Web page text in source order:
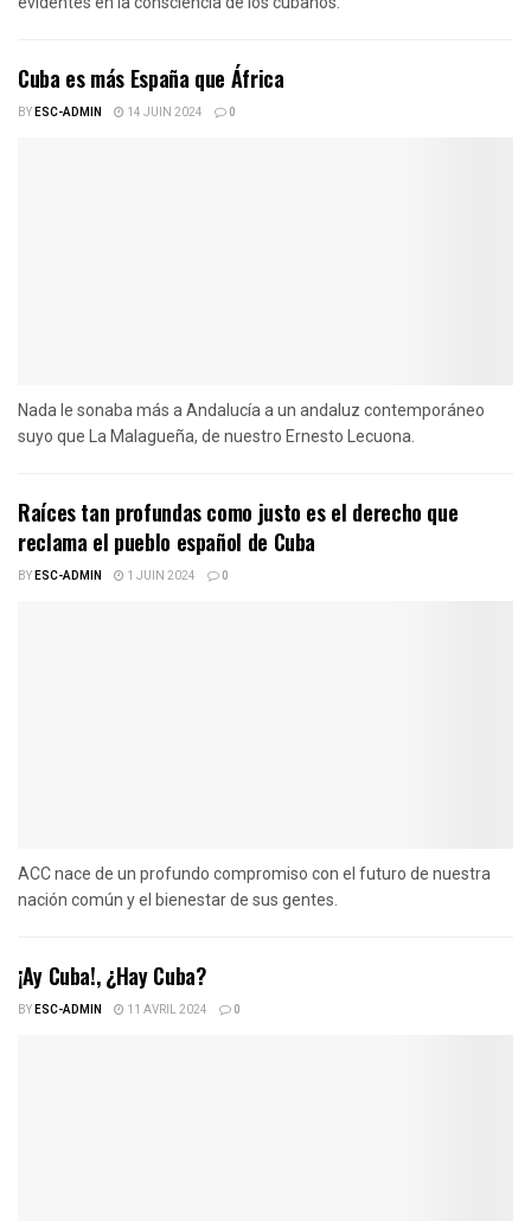
Cuba es más España que África
BYESC-ADMIN 14 JUIN 2024 0
Nada le sonaba más a Andalucía a un andaluz contemporáneo
suyo que La Malagueña, de nuestro Ernesto Lecuona.
Raíces tan profundas como justo es el derecho que
reclama el pueblo español de Cuba
BYESC-ADMIN 1 JUIN 2024 0
ACC nace de un profundo compromiso con el futuro de nuestra
nación común y el bienestar de sus gentes.
¡Ay Cuba!, ¿Hay Cuba?
BYESC-ADMIN 11 AVRIL 2024 0